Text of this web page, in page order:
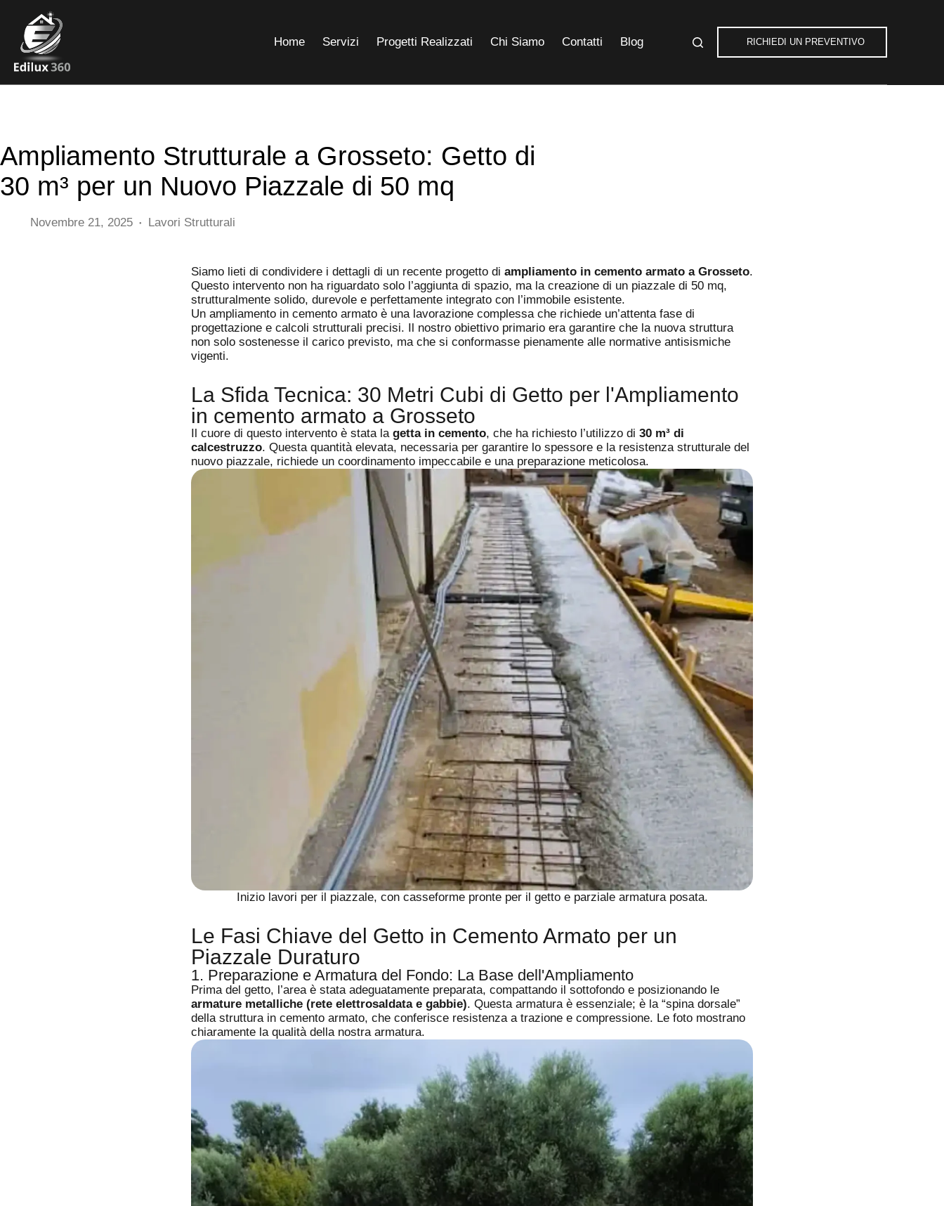
Home Servizi Progetti Realizzati Chi Siamo Contatti Blog RICHIEDI UN PREVENTIVO
Ampliamento Strutturale a Grosseto: Getto di
30 m³ per un Nuovo Piazzale di 50 mq
Novembre 21, 2025 Lavori Strutturali
Siamo lieti di condividere i dettagli di un recente progetto di ampliamento in cemento armato a Grosseto.
Questo intervento non ha riguardato solo l’aggiunta di spazio, ma la creazione di un piazzale di 50 mq,
strutturalmente solido, durevole e perfettamente integrato con l’immobile esistente.
Un ampliamento in cemento armato è una lavorazione complessa che richiede un’attenta fase di
progettazione e calcoli strutturali precisi. Il nostro obiettivo primario era garantire che la nuova struttura
non solo sostenesse il carico previsto, ma che si conformasse pienamente alle normative antisismiche
vigenti.
La Sfida Tecnica: 30 Metri Cubi di Getto per l'Ampliamento
in cemento armato a Grosseto
Il cuore di questo intervento è stata la getta in cemento, che ha richiesto l’utilizzo di 30 m³ di
calcestruzzo. Questa quantità elevata, necessaria per garantire lo spessore e la resistenza strutturale del
nuovo piazzale, richiede un coordinamento impeccabile e una preparazione meticolosa.
Inizio lavori per il piazzale, con casseforme pronte per il getto e parziale armatura posata.
Le Fasi Chiave del Getto in Cemento Armato per un
Piazzale Duraturo
1. Preparazione e Armatura del Fondo: La Base dell'Ampliamento
Prima del getto, l’area è stata adeguatamente preparata, compattando il sottofondo e posizionando le
armature metalliche (rete elettrosaldata e gabbie). Questa armatura è essenziale; è la “spina dorsale”
della struttura in cemento armato, che conferisce resistenza a trazione e compressione. Le foto mostrano
chiaramente la qualità della nostra armatura.